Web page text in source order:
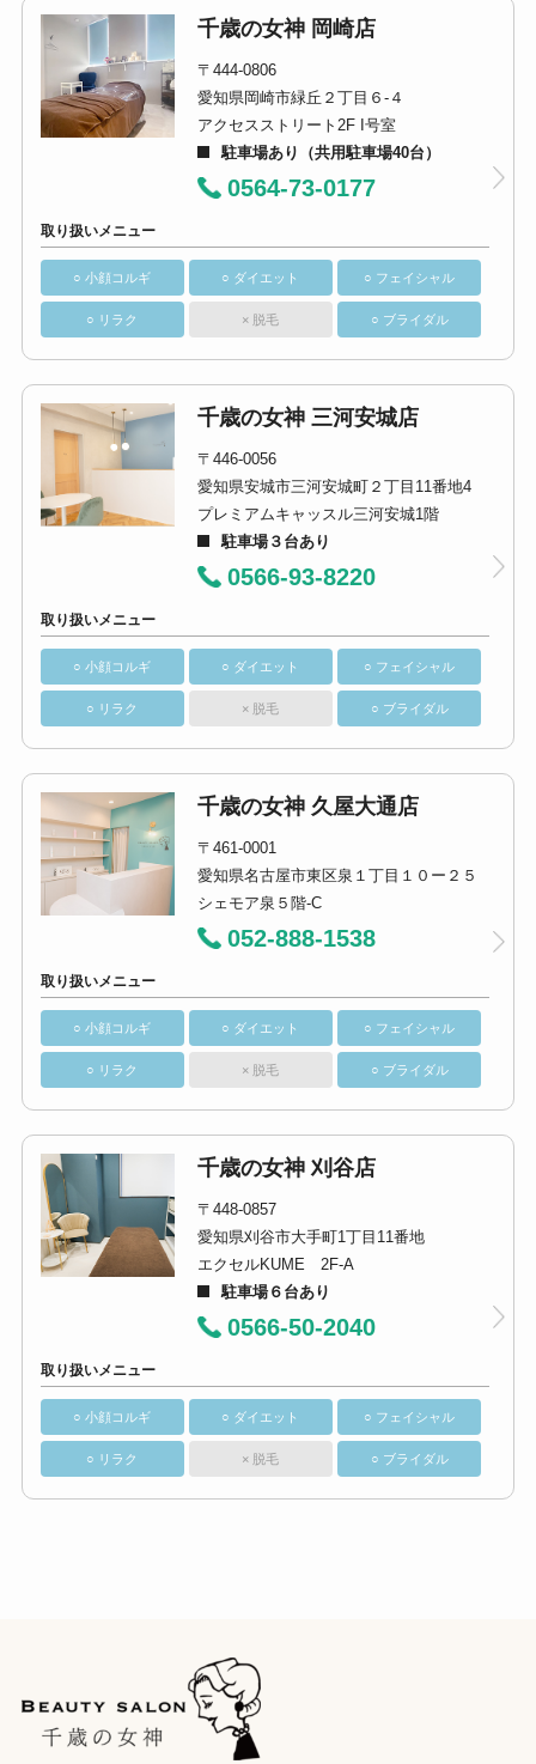
千歳の女神 岡崎店
〒444-0806
愛知県岡崎市緑丘２丁目６-４
アクセスストリート2F I号室
駐車場あり（共用駐車場40台）
0564-73-0177
取り扱いメニュー
○ 小顔コルギ ○ ダイエット ○ フェイシャル
○ リラク × 脱毛 ○ ブライダル
千歳の女神 三河安城店
〒446-0056
愛知県安城市三河安城町２丁目11番地4
プレミアムキャッスル三河安城1階
駐車場３台あり
0566-93-8220
取り扱いメニュー
○ 小顔コルギ ○ ダイエット ○ フェイシャル
○ リラク × 脱毛 ○ ブライダル
千歳の女神 久屋大通店
〒461-0001
愛知県名古屋市東区泉１丁目１０ー２５
シェモア泉５階-C
052-888-1538
取り扱いメニュー
○ 小顔コルギ ○ ダイエット ○ フェイシャル
○ リラク × 脱毛 ○ ブライダル
千歳の女神 刈谷店
〒448-0857
愛知県刈谷市大手町1丁目11番地
エクセルKUME 2F-A
駐車場６台あり
0566-50-2040
取り扱いメニュー
○ 小顔コルギ ○ ダイエット ○ フェイシャル
○ リラク × 脱毛 ○ ブライダル